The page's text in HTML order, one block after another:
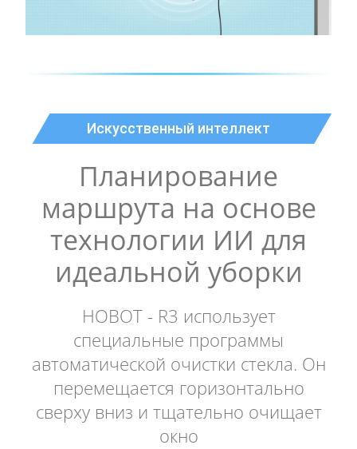
Искусственный интеллект
Планирование
маршрута на основе
технологии ИИ для
идеальной уборки
HOBOT - R3 использует
специальные программы
автоматической очистки стекла. Он
перемещается горизонтально
сверху вниз и тщательно очищает
окно